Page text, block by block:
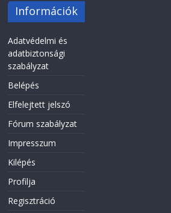
Információk
Adatvédelmi és
adatbiztonsági
szabályzat
Belépés
Elfelejtett jelszó
Fórum szabályzat
Impresszum
Kilépés
Profilja
Regisztráció